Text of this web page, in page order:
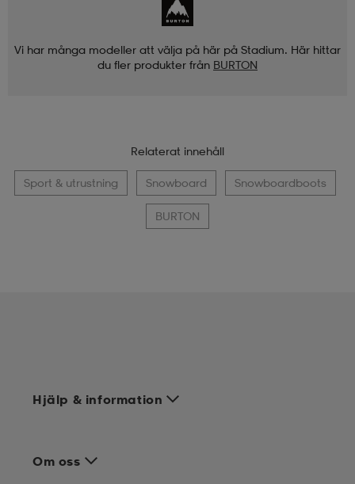
Vi har många modeller att välja på här på Stadium. Här hittar
du fler produkter från BURTON
Relaterat innehåll
Sport & utrustning Snowboard Snowboardboots
BURTON
Hjälp & information
Om oss